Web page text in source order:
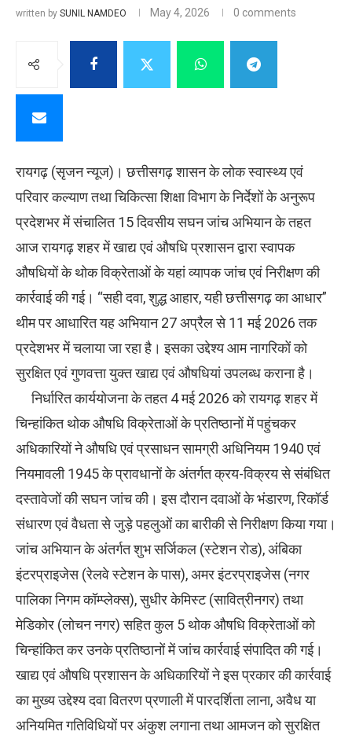
written by SUNIL NAMDEO May 4, 2026 0 comments
रायगढ़ (सृजन न्यूज)। छत्तीसगढ़ शासन के लोक स्वास्थ्य एवं
परिवार कल्याण तथा चिकित्सा शिक्षा विभाग के निर्देशों के अनुरूप
प्रदेशभर में संचालित 15 दिवसीय सघन जांच अभियान के तहत
आज रायगढ़ शहर में खाद्य एवं औषधि प्रशासन द्वारा स्वापक
औषधियों के थोक विक्रेताओं के यहां व्यापक जांच एवं निरीक्षण की
कार्रवाई की गई। “सही दवा, शुद्ध आहार, यही छत्तीसगढ़ का आधार”
थीम पर आधारित यह अभियान 27 अप्रैल से 11 मई 2026 तक
प्रदेशभर में चलाया जा रहा है। इसका उद्देश्य आम नागरिकों को
सुरक्षित एवं गुणवत्ता युक्त खाद्य एवं औषधियां उपलब्ध कराना है।
निर्धारित कार्ययोजना के तहत 4 मई 2026 को रायगढ़ शहर में
चिन्हांकित थोक औषधि विक्रेताओं के प्रतिष्ठानों में पहुंचकर
अधिकारियों ने औषधि एवं प्रसाधन सामग्री अधिनियम 1940 एवं
नियमावली 1945 के प्रावधानों के अंतर्गत क्रय-विक्रय से संबंधित
दस्तावेजों की सघन जांच की। इस दौरान दवाओं के भंडारण, रिकॉर्ड
संधारण एवं वैधता से जुड़े पहलुओं का बारीकी से निरीक्षण किया गया।
जांच अभियान के अंतर्गत शुभ सर्जिकल (स्टेशन रोड), अंबिका
इंटरप्राइजेस (रेलवे स्टेशन के पास), अमर इंटरप्राइजेस (नगर
पालिका निगम कॉम्प्लेक्स), सुधीर केमिस्ट (सावित्रीनगर) तथा
मेडिकोर (लोचन नगर) सहित कुल 5 थोक औषधि विक्रेताओं को
चिन्हांकित कर उनके प्रतिष्ठानों में जांच कार्रवाई संपादित की गई।
खाद्य एवं औषधि प्रशासन के अधिकारियों ने इस प्रकार की कार्रवाई
का मुख्य उद्देश्य दवा वितरण प्रणाली में पारदर्शिता लाना, अवैध या
अनियमित गतिविधियों पर अंकुश लगाना तथा आमजन को सुरक्षित